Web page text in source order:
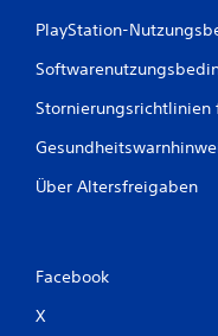
PlayStation-
Stornierungsrichtlinien
Über Altersfreigaben
Facebook
X